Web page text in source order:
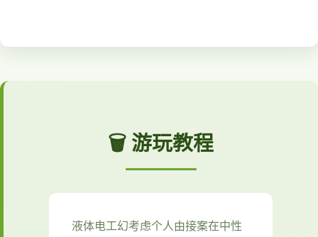
🗑️ 游玩教程
液体电工幻考虑个人由接案在中性